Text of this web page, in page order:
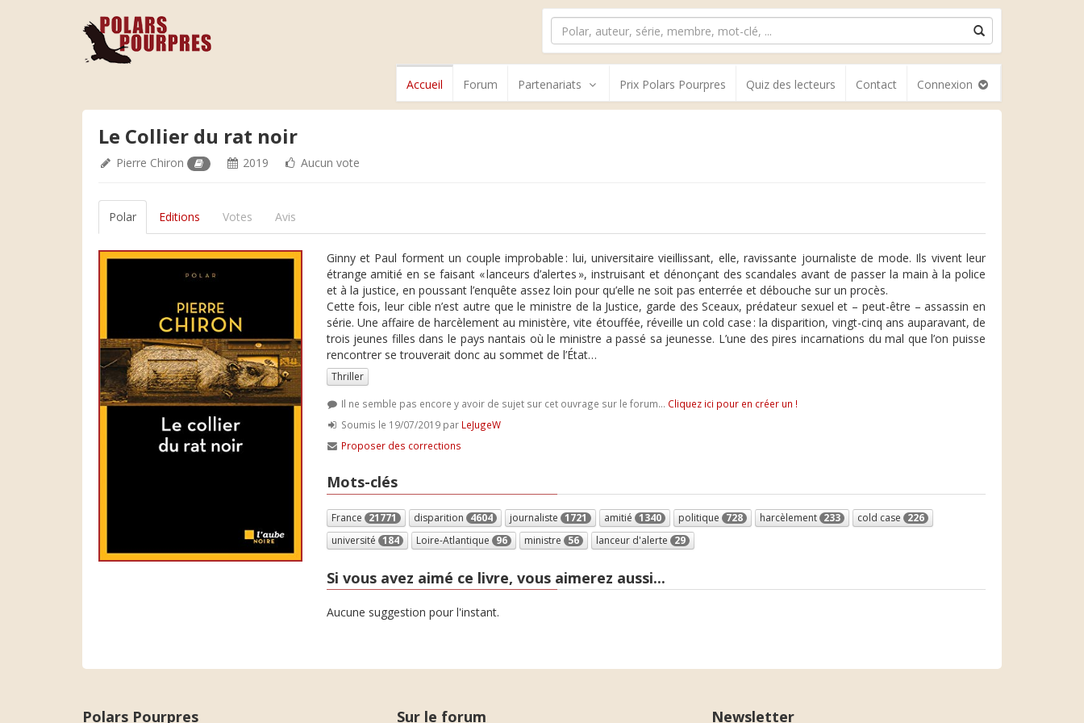
Accueil Forum Partenariats Prix Polars Pourpres Quiz des lecteurs Contact Connexion
Le Collier du rat noir
Pierre Chiron 2019 Aucun vote
Polar Editions Votes Avis
Ginny et Paul forment un couple improbable : lui, ­universitaire vieillissant, elle, ravissante journaliste de mode. Ils vivent leur
étrange amitié en se faisant « lanceurs d’alertes », instruisant et dénonçant des scandales avant de passer la main à la police
et à la justice, en poussant l’enquête assez loin pour qu’elle ne soit pas enterrée et débouche sur un procès.
Cette fois, leur cible n’est autre que le ministre de la Justice, garde des Sceaux, ­prédateur sexuel et – peut-être – assassin en
série. Une affaire de harcèlement au ministère, vite étouffée, réveille un cold case : la disparition, vingt-cinq ans auparavant, de
trois jeunes filles dans le pays nantais où le ministre a passé sa jeunesse. L’une des pires incarnations du mal que l’on puisse
rencontrer se trouverait donc au sommet de l’État…
Thriller
Il ne semble pas encore y avoir de sujet sur cet ouvrage sur le forum... Cliquez ici pour en créer un !
Soumis le 19/07/2019 par LeJugeW
Proposer des corrections
Mots-clés
France 21771 disparition 4604 journaliste 1721 amitié 1340 politique 728 harcèlement 233 cold case 226
université 184 Loire-Atlantique 96 ministre 56 lanceur d'alerte 29
Si vous avez aimé ce livre, vous aimerez aussi...
Aucune suggestion pour l'instant.
Polars Pourpres Sur le forum Newsletter